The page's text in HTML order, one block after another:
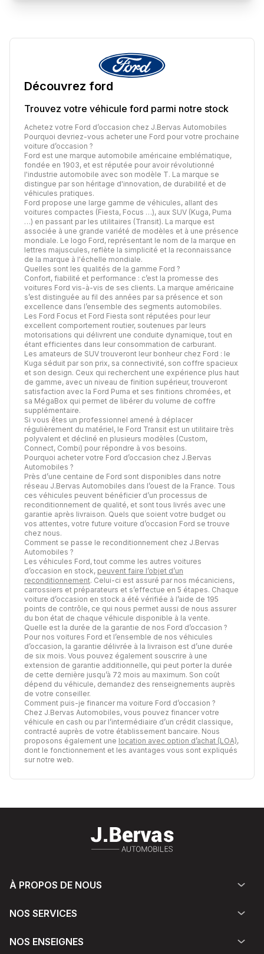
Découvrez ford
Trouvez votre véhicule ford parmi notre stock
Achetez votre Ford d’occasion chez J.Bervas Automobiles
Pourquoi devriez-vous acheter une Ford pour votre prochaine
voiture d’occasion ?
Ford est une marque automobile américaine emblématique,
fondée en 1903, et est réputée pour avoir révolutionné
l'industrie automobile avec son modèle T. La marque se
distingue par son héritage d'innovation, de durabilité et de
véhicules pratiques.
Ford propose une large gamme de véhicules, allant des
voitures compactes (Fiesta, Focus …), aux SUV (Kuga, Puma
…) en passant par les utilitaires (Transit). La marque est
associée à une grande variété de modèles et à une présence
mondiale. Le logo Ford, représentant le nom de la marque en
lettres majuscules, reflète la simplicité et la reconnaissance
de la marque à l'échelle mondiale.
Quelles sont les qualités de la gamme Ford ?
Confort, fiabilité et performance : c’est la promesse des
voitures Ford vis-à-vis de ses clients. La marque américaine
s’est distinguée au fil des années par sa présence et son
excellence dans l’ensemble des segments automobiles.
Les Ford Focus et Ford Fiesta sont réputées pour leur
excellent comportement routier, soutenues par leurs
motorisations qui délivrent une conduite dynamique, tout en
étant efficientes dans leur consommation de carburant.
Les amateurs de SUV trouveront leur bonheur chez Ford : le
Kuga séduit par son prix, sa connectivité, son coffre spacieux
et son design. Ceux qui recherchent une expérience plus haut
de gamme, avec un niveau de finition supérieur, trouveront
satisfaction avec la Ford Puma et ses finitions chromées, et
sa MégaBox qui permet de libérer du volume de coffre
supplémentaire.
Si vous êtes un professionnel amené à déplacer
régulièrement du matériel, le Ford Transit est un utilitaire très
polyvalent et décliné en plusieurs modèles (Custom,
Connect, Combi) pour répondre à vos besoins.
Pourquoi acheter votre Ford d’occasion chez J.Bervas
Automobiles ?
Près d’une centaine de Ford sont disponibles dans notre
réseau J.Bervas Automobiles dans l’ouest de la France. Tous
ces véhicules peuvent bénéficier d’un processus de
reconditionnement de qualité, et sont tous livrés avec une
garantie après livraison. Quels que soient votre budget ou
vos attentes, votre future voiture d’occasion Ford se trouve
chez nous.
Comment se passe le reconditionnement chez J.Bervas
Automobiles ?
Les véhicules Ford, tout comme les autres voitures
d’occasion en stock, peuvent faire l’objet d’un
reconditionnement. Celui-ci est assuré par nos mécaniciens,
carrossiers et préparateurs et s’effectue en 5 étapes. Chaque
voiture d’occasion en stock a été vérifiée à l’aide de 195
points de contrôle, ce qui nous permet aussi de nous assurer
du bon état de chaque véhicule disponible à la vente.
Quelle est la durée de la garantie de nos Ford d’occasion ?
Pour nos voitures Ford et l’ensemble de nos véhicules
d’occasion, la garantie délivrée à la livraison est d’une durée
de six mois. Vous pouvez également souscrire à une
extension de garantie additionnelle, qui peut porter la durée
de cette dernière jusqu’à 72 mois au maximum. Son coût
dépend du véhicule, demandez des renseignements auprès
de votre conseiller.
Comment puis-je financer ma voiture Ford d’occasion ?
Chez J.Bervas Automobiles, vous pouvez financer votre
véhicule en cash ou par l’intermédiaire d’un crédit classique,
contracté auprès de votre établissement bancaire. Nous
proposons également une location avec option d’achat (LOA),
dont le fonctionnement et les avantages vous sont expliqués
sur notre web.
À PROPOS DE NOUS
NOS SERVICES
NOS ENSEIGNES